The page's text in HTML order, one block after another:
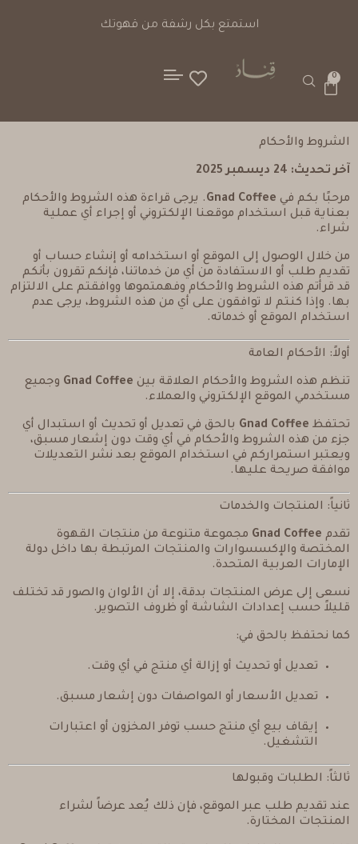
خيارات دفع آمنة
0
الشروط والأحكام
آخر تحديث: 24 ديسمبر 2025
مرحبًا بكم في Gnad Coffee. يرجى قراءة هذه الشروط والأحكام
بعناية قبل استخدام موقعنا الإلكتروني أو إجراء أي عملية
شراء.
من خلال الوصول إلى الموقع أو استخدامه أو إنشاء حساب أو
تقديم طلب أو الاستفادة من أي من خدماتنا، فإنكم تقرون بأنكم
قد قرأتم هذه الشروط والأحكام وفهمتموها ووافقتم على الالتزام
بها. وإذا كنتم لا توافقون على أي من هذه الشروط، يرجى عدم
استخدام الموقع أو خدماته.
أولاً: الأحكام العامة
تنظم هذه الشروط والأحكام العلاقة بين Gnad Coffee وجميع
مستخدمي الموقع الإلكتروني والعملاء.
تحتفظ Gnad Coffee بالحق في تعديل أو تحديث أو استبدال أي
جزء من هذه الشروط والأحكام في أي وقت دون إشعار مسبق،
ويعتبر استمراركم في استخدام الموقع بعد نشر التعديلات
موافقة صريحة عليها.
ثانياً: المنتجات والخدمات
تقدم Gnad Coffee مجموعة متنوعة من منتجات القهوة
المختصة والإكسسوارات والمنتجات المرتبطة بها داخل دولة
الإمارات العربية المتحدة.
نسعى إلى عرض المنتجات بدقة، إلا أن الألوان والصور قد تختلف
قليلاً حسب إعدادات الشاشة أو ظروف التصوير.
كما نحتفظ بالحق في:
تعديل أو تحديث أو إزالة أي منتج في أي وقت.
تعديل الأسعار أو المواصفات دون إشعار مسبق.
إيقاف بيع أي منتج حسب توفر المخزون أو اعتبارات
التشغيل.
ثالثاً: الطلبات وقبولها
عند تقديم طلب عبر الموقع، فإن ذلك يُعد عرضاً لشراء
المنتجات المختارة.